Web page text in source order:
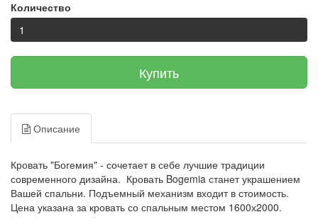
Количество
Купить
Описание
Кровать "Богемия" - сочетает в себе лучшие традиции
современного дизайна. Кровать Bogemia станет украшением
Вашей спальни. Подъемный механизм входит в стоимость.
Цена указана за кровать со спальным местом 1600х2000.